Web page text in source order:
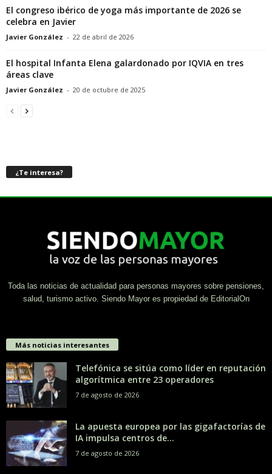
El congreso ibérico de yoga más importante de 2026 se
celebra en Javier
Javier González - 22 de abril de 2026
El hospital Infanta Elena galardonado por IQVIA en tres
áreas clave
Javier González - 20 de octubre de 2025
¿Te interesa?
Toda las noticias de actualidad para personas mayores sobre pensiones,
salud, turismo activo. Siendo Mayor es propiedad de EditorialOn
Más noticias interesantes
Telefónica se sitúa como líder en reputación
algorítmica entre 23 operadores
7 de agosto de 2026
La apuesta europea por las gigafactorías de
IA impulsa centros de...
7 de agosto de 2026